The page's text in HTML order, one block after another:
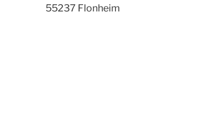
55237 Flonheim